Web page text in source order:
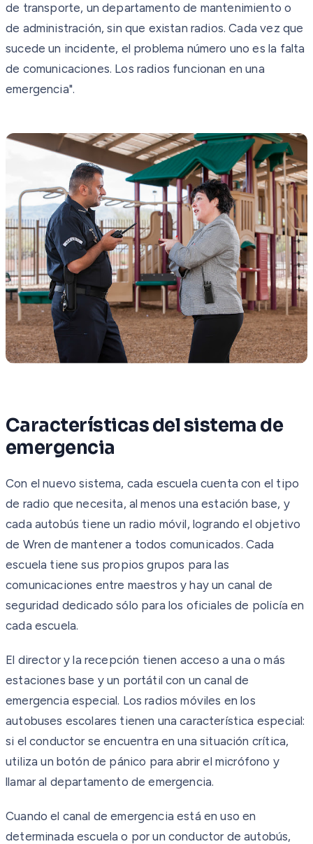
de transporte, un departamento de mantenimiento o
de administración, sin que existan radios. Cada vez que
sucede un incidente, el problema número uno es la falta
de comunicaciones. Los radios funcionan en una
emergencia".
Características del sistema de
emergencia
Con el nuevo sistema, cada escuela cuenta con el tipo
de radio que necesita, al menos una estación base, y
cada autobús tiene un radio móvil, logrando el objetivo
de Wren de mantener a todos comunicados. Cada
escuela tiene sus propios grupos para las
comunicaciones entre maestros y hay un canal de
seguridad dedicado sólo para los oficiales de policía en
cada escuela.
El director y la recepción tienen acceso a una o más
estaciones base y un portátil con un canal de
emergencia especial. Los radios móviles en los
autobuses escolares tienen una característica especial:
si el conductor se encuentra en una situación crítica,
utiliza un botón de pánico para abrir el micrófono y
llamar al departamento de emergencia.
Cuando el canal de emergencia está en uso en
determinada escuela o por un conductor de autobús,